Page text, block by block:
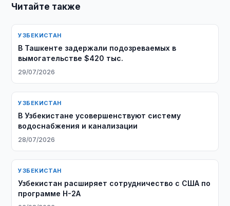
Читайте также
УЗБЕКИСТАН
В Ташкенте задержали подозреваемых в
вымогательстве $420 тыс.
29/07/2026
УЗБЕКИСТАН
В Узбекистане усовершенствуют систему
водоснабжения и канализации
28/07/2026
УЗБЕКИСТАН
Узбекистан расширяет сотрудничество с США по
программе H-2A